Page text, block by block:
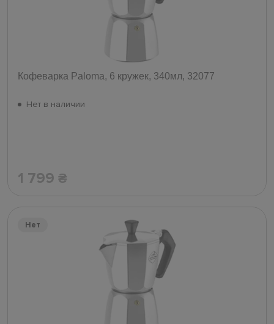
Кофеварка Paloma, 6 кружек, 340мл, 32077
Нет в наличии
1 799 ₴
Нет